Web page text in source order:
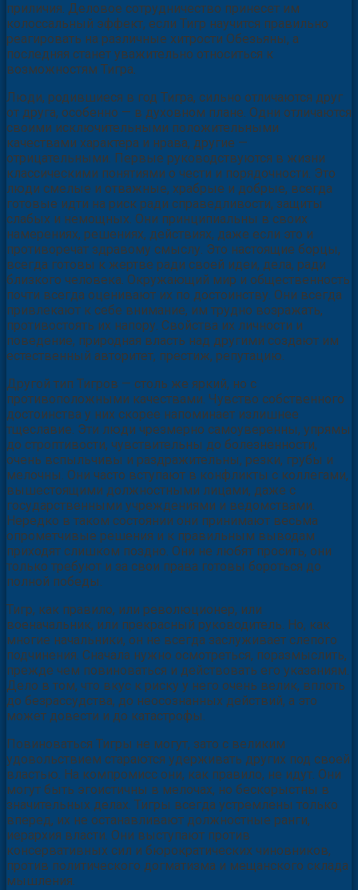
приличия. Деловое сотрудничество принесет им
колоссальный эффект, если Тигр научится правильно
реагировать на различные хитрости Обезьяны, а
последняя станет уважительно относиться к
возможностям Тигра.
Люди, родившиеся в год Тигра, сильно отличаются друг
от друга, особенно — в духовном плане. Одни отличаются
своими исключительными положительными
качествами характера и нрава, другие —
отрицательными. Первые руководствуются в жизни
классическими понятиями о чести и порядочности. Это
люди смелые и отважные, храбрые и добрые, всегда
готовые идти на риск ради справедливости, защиты
слабых и немощных. Они принципиальны в своих
намерениях, решениях, действиях, даже если это и
противоречат здравому смыслу. Это настоящие борцы,
всегда готовы к жертве ради своей идеи, дела, ради
близкого человека. Окружающий мир и общественность
почти всегда оценивают их по достоинству. Они всегда
привлекают к себе внимание, им трудно возражать,
противостоять их напору. Свойства их личности и
поведение, природная власть над другими создают им
естественный авторитет, престиж, репутацию.
Другой тип Тигров — столь же яркий, но с
противоположными качествами. Чувство собственного
достоинства у них скорее напоминает излишнее
тщеславие. Эти люди чрезмерно самоуверенны, упрямы
до строптивости, чувствительны до болезненности,
очень вспыльчивы и раздражительны, резки, грубы и
мелочны. Они часто вступают в конфликты с коллегами,
вышестоящими должностными лицами, даже с
государственными учреждениями и ведомствами.
Нередко в таком состоянии они принимают весьма
опрометчивые решения и к правильным выводам
приходят слишком поздно. Они не любят просить, они
только требуют и за свои права готовы бороться до
полной победы.
Тигр, как правило, или революционер, или
военачальник, или прекрасный руководитель. Но, как
многие начальники, он не всегда заслуживает слепого
подчинения. Сначала нужно осмотреться, поразмыслить,
прежде чем повиноваться и действовать его указаниям.
Дело в том, что вкус к риску у него очень велик, вплоть
до безрассудства, до неосознанных действий, а это
может довести и до катастрофы.
Повиноваться Тигры не могут, зато с великим
удовольствием стараются удерживать других под своей
властью. На компромисс они, как правило, не идут. Они
могут быть эгоистичны в мелочах, но бескорыстны в
значительных делах. Тигры всегда устремлены только
вперед, их не останавливают должностные ранги,
иерархия власти. Они выступают против
консервативных сил и бюрократических чиновников,
против политического догматизма и мещанского склада
мышления.